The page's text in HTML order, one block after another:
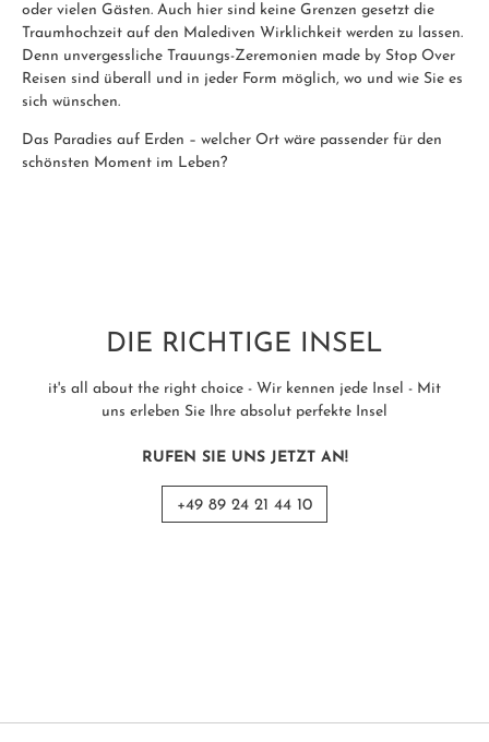
oder vielen Gästen. Auch hier sind keine Grenzen gesetzt die
Traumhochzeit auf den Malediven Wirklichkeit werden zu lassen.
Denn unvergessliche Trauungs-Zeremonien made by Stop Over
Reisen sind überall und in jeder Form möglich, wo und wie Sie es
sich wünschen.
Das Paradies auf Erden – welcher Ort wäre passender für den
schönsten Moment im Leben?
DIE RICHTIGE INSEL
it's all about the right choice - Wir kennen jede Insel - Mit
uns erleben Sie Ihre absolut perfekte Insel
RUFEN SIE UNS JETZT AN!
+49 89 24 21 44 10